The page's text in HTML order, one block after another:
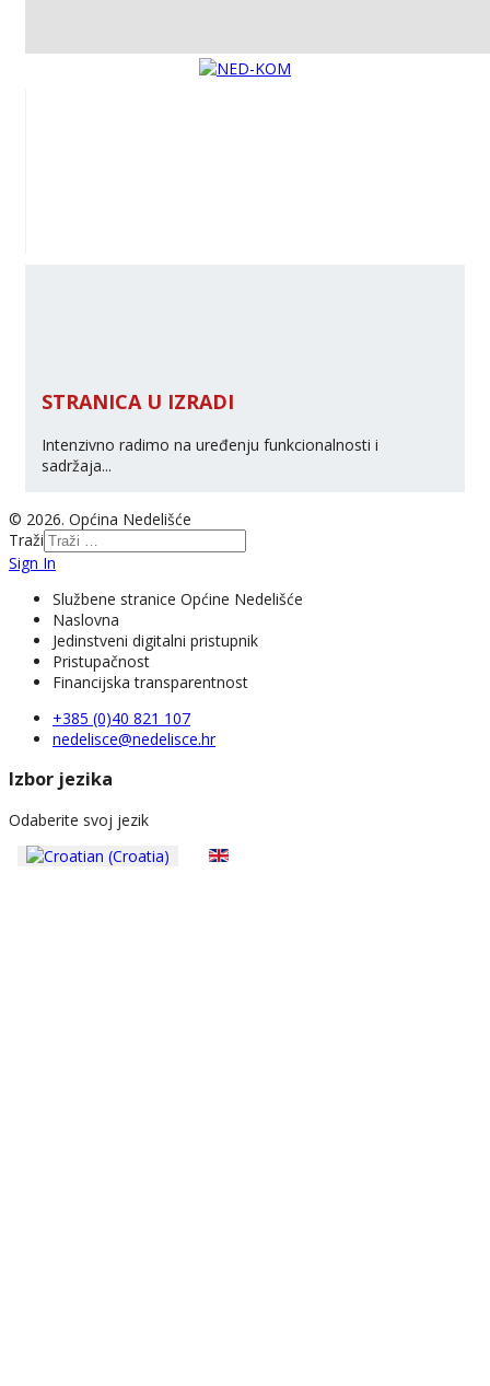
STRANICA U IZRADI
Intenzivno radimo na uređenju funkcionalnosti i
sadržaja...
© 2026. Općina Nedelišće
Traži
Sign In
Službene stranice Općine Nedelišće
Naslovna
Jedinstveni digitalni pristupnik
Pristupačnost
Financijska transparentnost
+385 (0)40 821 107
nedelisce@nedelisce.hr
Izbor jezika
Odaberite svoj jezik